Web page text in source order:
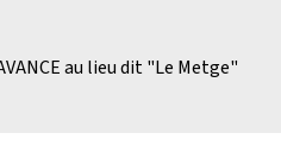
au lieu dit "Le Metge"